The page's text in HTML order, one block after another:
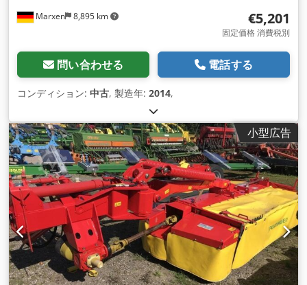
Marxen 8,895 km €5,201
固定価格 消費税別
問い合わせる 電話する
コンディション: 中古, 製造年: 2014,
小型広告